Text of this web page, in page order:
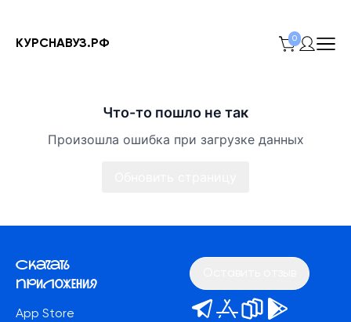
КУРСНАВУЗ.РФ 0
Что-то пошло не так
Произошла ошибка при загрузке данных
Скачать
приложения
App Store